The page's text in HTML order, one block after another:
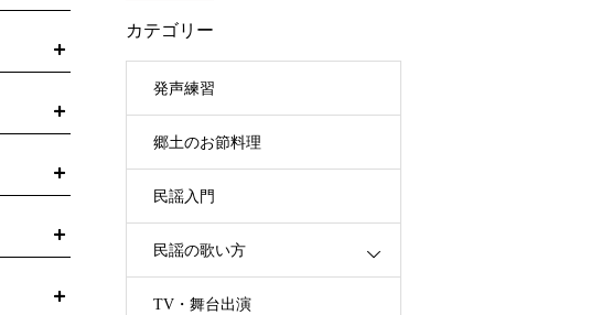
カテゴリー
発声練習
郷土のお節料理
民謡入門
民謡の歌い方
TV・舞台出演